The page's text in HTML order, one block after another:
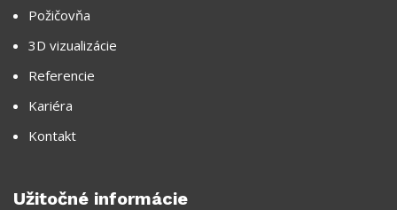
Požičovňa
3D vizualizácie
Referencie
Kariéra
Kontakt
Užitočné informácie